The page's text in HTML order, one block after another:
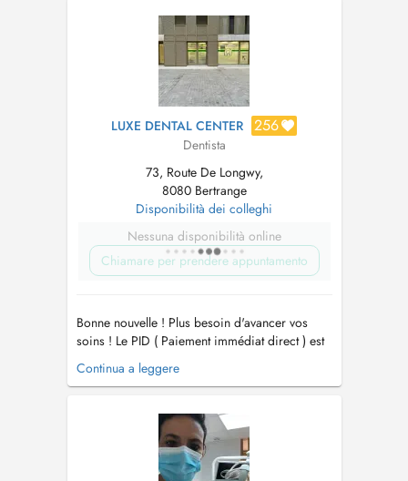
LUXE DENTAL CENTER 256
Dentista
73, Route De Longwy,
8080 Bertrange
Disponibilità dei colleghi
Nessuna disponibilità online
Chiamare per prendere appuntamento
Bonne nouvelle ! Plus besoin d'avancer vos
soins ! Le PID ( Paiement immédiat direct ) est
maintenant disponible chez nous ! Vous
payerez seulement 10 à 15 % de vos soins. En
sur 00352661164590 (7j/7, 24h) Emergency
situation 00352661164590 (7day/week,...
Continua a leggere